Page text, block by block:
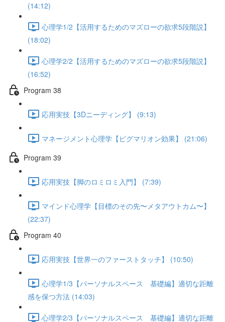
(14:12)
心理学1/2【活用するためのマズローの欲求5段階説】
(18:02)
心理学2/2【活用するためのマズローの欲求5段階説】
(16:52)
Program 38
応用実技【3Dニーディング】 (9:13)
マネージメント心理学【ピグマリオン効果】 (21:06)
Program 39
応用実技【脚のロミロミ入門】 (7:39)
マインド心理学【目標のその先〜メタアウトカム〜】
(22:37)
Program 40
応用実技【世界一のファーストタッチ】 (10:50)
心理学1/3【パーソナルスペース 基礎編】適切な距離
感を保つ方法 (14:03)
心理学2/3【パーソナルスペース 基礎編】適切な距離